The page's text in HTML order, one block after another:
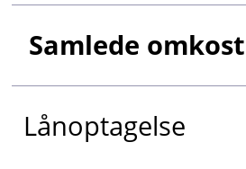
Samlede
Lånoptagelse